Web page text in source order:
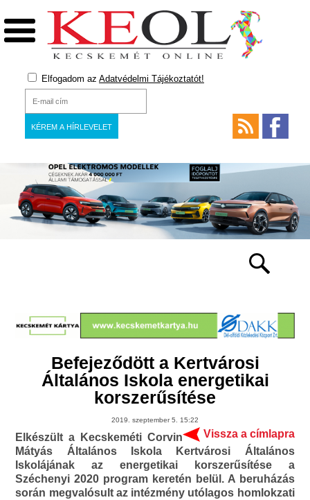
Elfogadom az Adatvédelmi Tájékoztatót!
Befejeződött a Kertvárosi
Általános Iskola energetikai
korszerűsítése
2019. szeptember 5. 15:22
Vissza a címlapra
Elkészült a Kecskeméti Corvin
Mátyás Általános Iskola Kertvárosi Általános
Iskolájának az energetikai korszerűsítése a
Széchenyi 2020 program keretén belül. A beruházás
során megvalósult az intézmény utólagos homlokzati